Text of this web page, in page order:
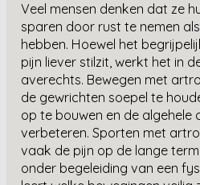
Veel mensen denken dat ze
sparen door rust te nemen
hebben. Hoewel het
pijn liever stilzit, werkt het in
averechts. Bewegen met
de gewrichten soepel te
op te bouwen en de algehele
verbeteren. Sporten met
vaak de pijn op de lange
onder begeleiding van een